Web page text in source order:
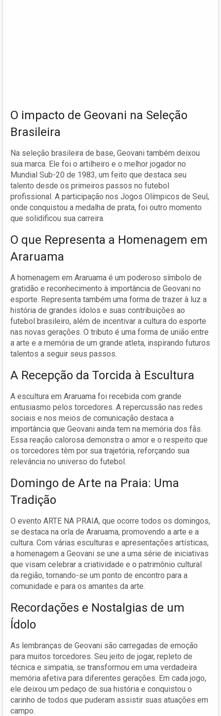
O impacto de Geovani na Seleção
Brasileira
Na seleção brasileira de base, Geovani também deixou
sua marca. Ele foi o artilheiro e o melhor jogador no
Mundial Sub-20 de 1983, um feito que destaca seu
talento desde os primeiros passos no futebol
profissional. A participação nos Jogos Olímpicos de Seul,
onde conquistou a medalha de prata, foi outro momento
que solidificou sua carreira.
O que Representa a Homenagem em
Araruama
A homenagem em Araruama é um poderoso símbolo de
gratidão e reconhecimento à importância de Geovani no
esporte. Representa também uma forma de trazer à luz a
história de grandes ídolos e suas contribuições ao
futebol brasileiro, além de incentivar a cultura do esporte
nas novas gerações. O tributo é uma forma de união entre
a arte e a memória de um grande atleta, inspirando futuros
talentos a seguir seus passos.
A Recepção da Torcida à Escultura
A escultura em Araruama foi recebida com grande
entusiasmo pelos torcedores. A repercussão nas redes
sociais e nos meios de comunicação destaca a
importância que Geovani ainda tem na memória dos fãs.
Essa reação calorosa demonstra o amor e o respeito que
os torcedores têm por sua trajetória, reforçando sua
relevância no universo do futebol.
Domingo de Arte na Praia: Uma
Tradição
O evento ARTE NA PRAIA, que ocorre todos os domingos,
se destaca na orla de Araruama, promovendo a arte e a
cultura. Com várias esculturas e apresentações artísticas,
a homenagem a Geovani se une a uma série de iniciativas
que visam celebrar a criatividade e o patrimônio cultural
da região, tornando-se um ponto de encontro para a
comunidade e para os amantes da arte.
Recordações e Nostalgias de um
Ídolo
As lembranças de Geovani são carregadas de emoção
para muitos torcedores. Seu jeito de jogar, repleto de
técnica e simpatia, se transformou em uma verdadeira
memória afetiva para diferentes gerações. Em cada jogo,
ele deixou um pedaço de sua história e conquistou o
carinho de todos que puderam assistir suas atuações em
campo.